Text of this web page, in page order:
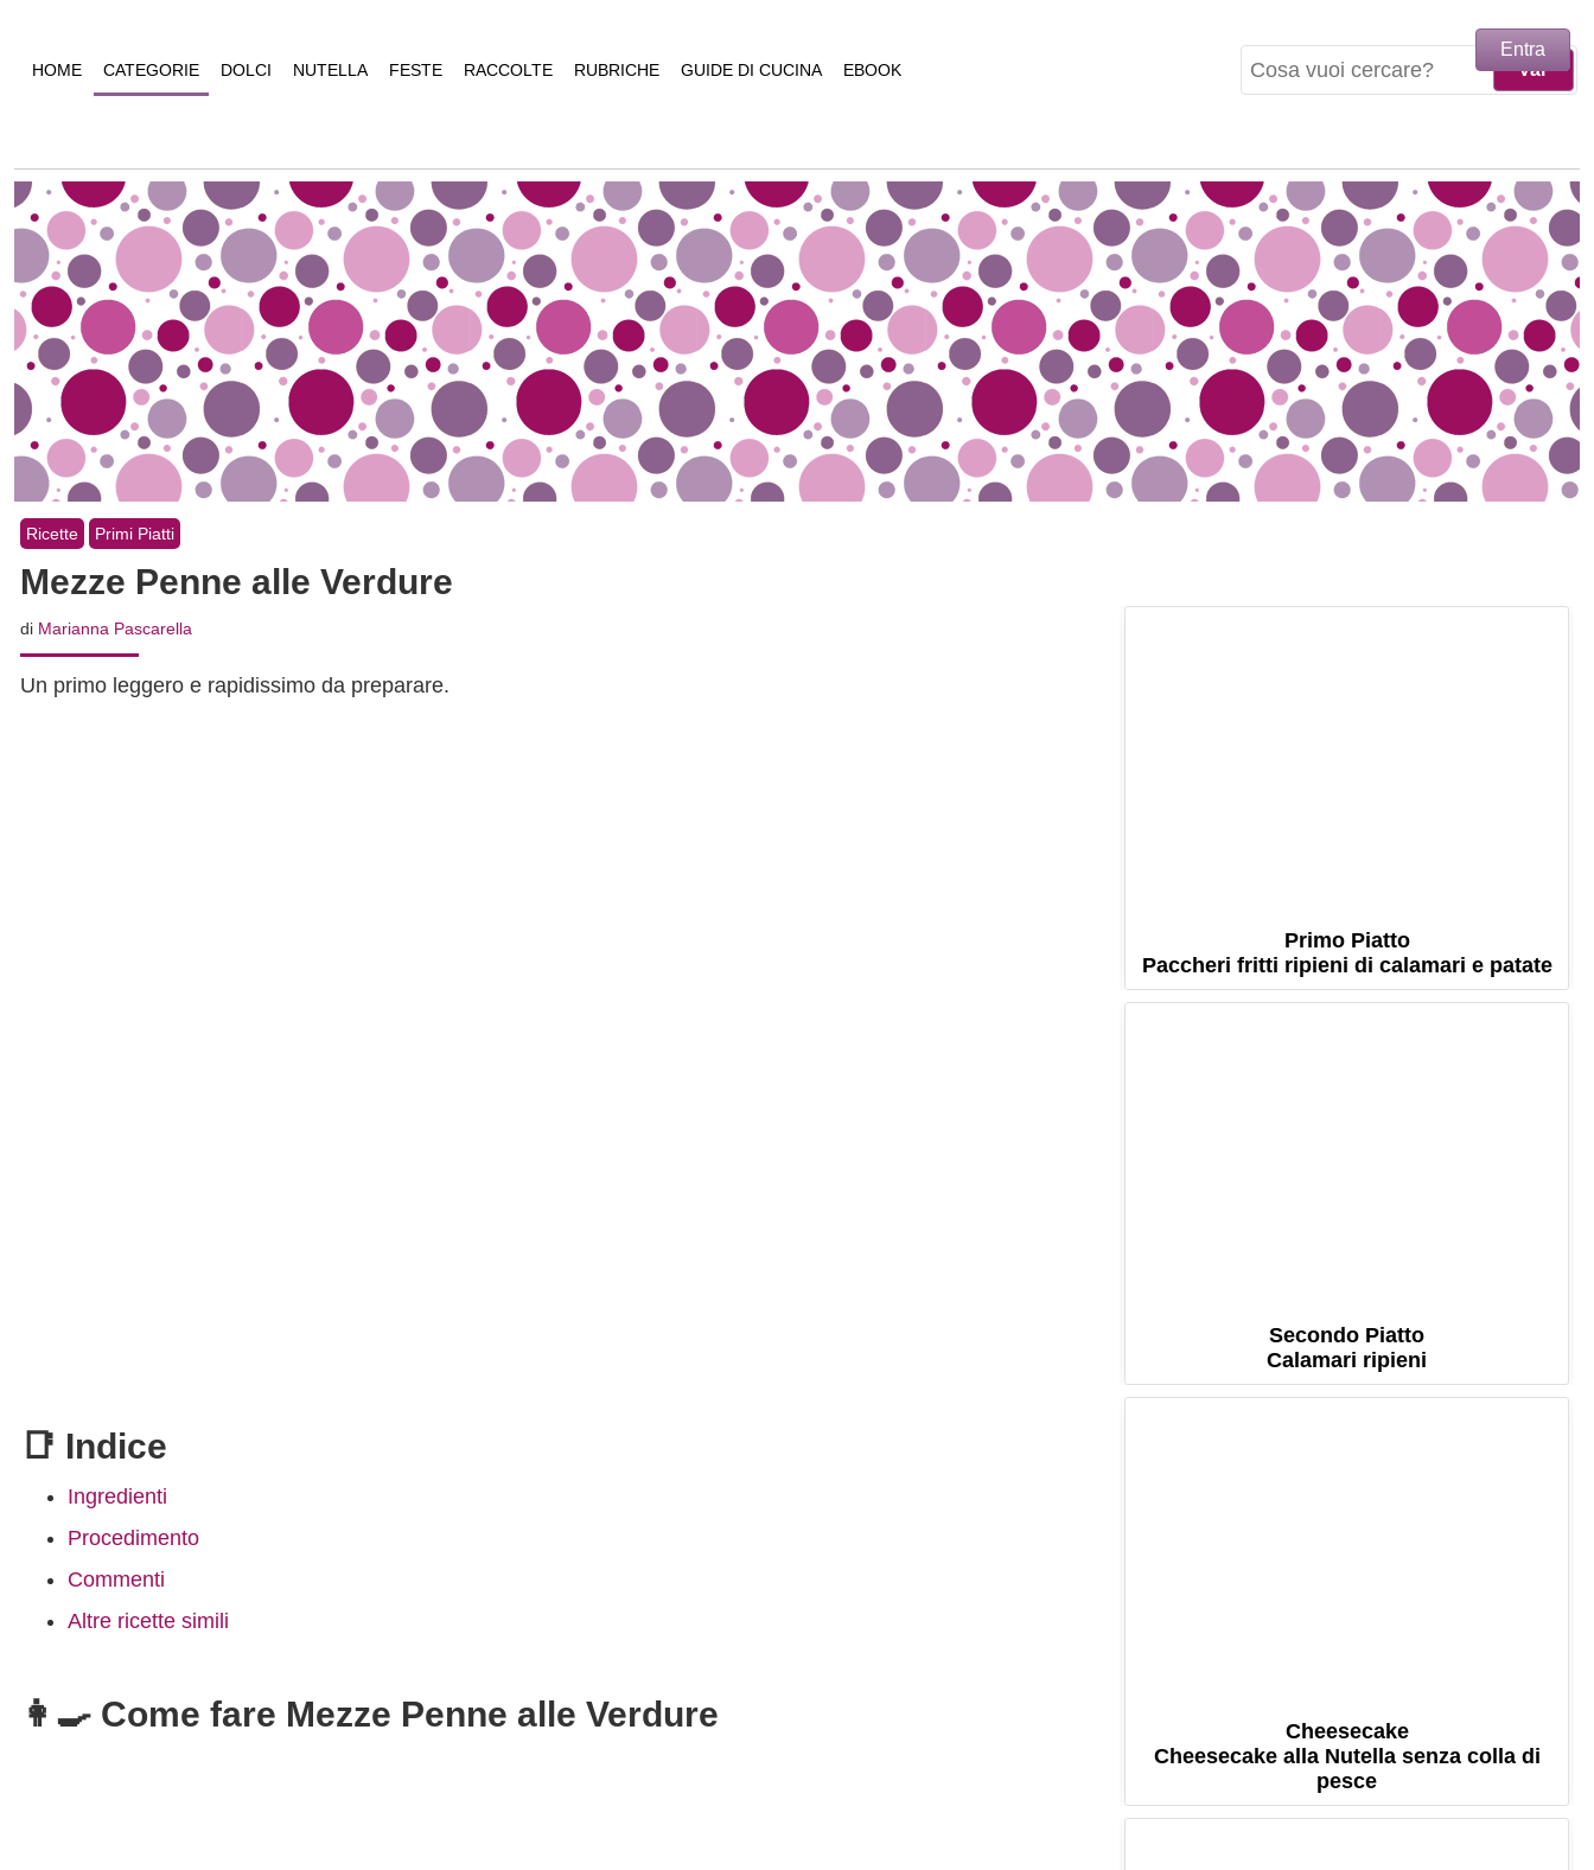
HOME CATEGORIE DOLCI NUTELLA FESTE RACCOLTE RUBRICHE GUIDE DI CUCINA EBOOK
Ricette Primi Piatti
Mezze Penne alle Verdure
di Marianna Pascarella
Un primo leggero e rapidissimo da preparare.
📑 Indice
Ingredienti
Procedimento
Commenti
Altre ricette simili
👩‍🍳 Come fare Mezze Penne alle Verdure
Primo Piatto
Paccheri fritti ripieni di calamari e patate
Secondo Piatto
Calamari ripieni
Cheesecake
Cheesecake alla Nutella senza colla di
pesce
Entra